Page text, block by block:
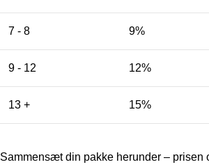
7 - 8 9%
9 - 12 12%
13 + 15%
Sammensæt din pakke herunder – prisen